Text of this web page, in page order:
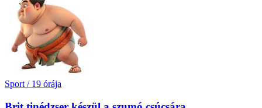
Sport / 19 órája